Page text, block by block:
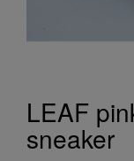
LEAF
sneaker